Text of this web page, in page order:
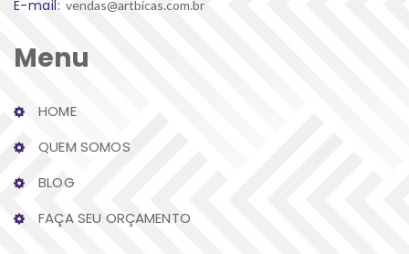
E-mail: vendas@artbicas.com.br
Menu
HOME
QUEM SOMOS
BLOG
FAÇA SEU ORÇAMENTO